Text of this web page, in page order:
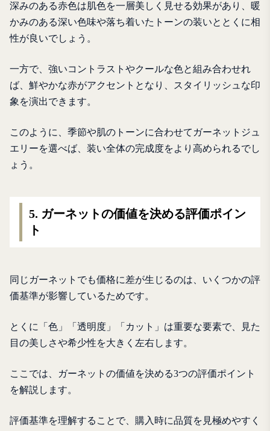
深みのある赤色は肌色を一層美しく見せる効果があり、暖
かみのある深い色味や落ち着いたトーンの装いととくに相
性が良いでしょう。
一方で、強いコントラストやクールな色と組み合わせれ
ば、鮮やかな赤がアクセントとなり、スタイリッシュな印
象を演出できます。
このように、季節や肌のトーンに合わせてガーネットジュ
エリーを選べば、装い全体の完成度をより高められるでし
ょう。
5. ガーネットの価値を決める評価ポイン
ト
同じガーネットでも価格に差が生じるのは、いくつかの評
価基準が影響しているためです。
とくに「色」「透明度」「カット」は重要な要素で、見た
目の美しさや希少性を大きく左右します。
ここでは、ガーネットの価値を決める3つの評価ポイント
を解説します。
評価基準を理解することで、購入時に品質を見極めやすく